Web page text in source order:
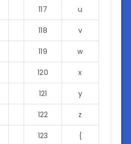
117 u
118 v
119 w
120 x
121 y
122 z
123 {